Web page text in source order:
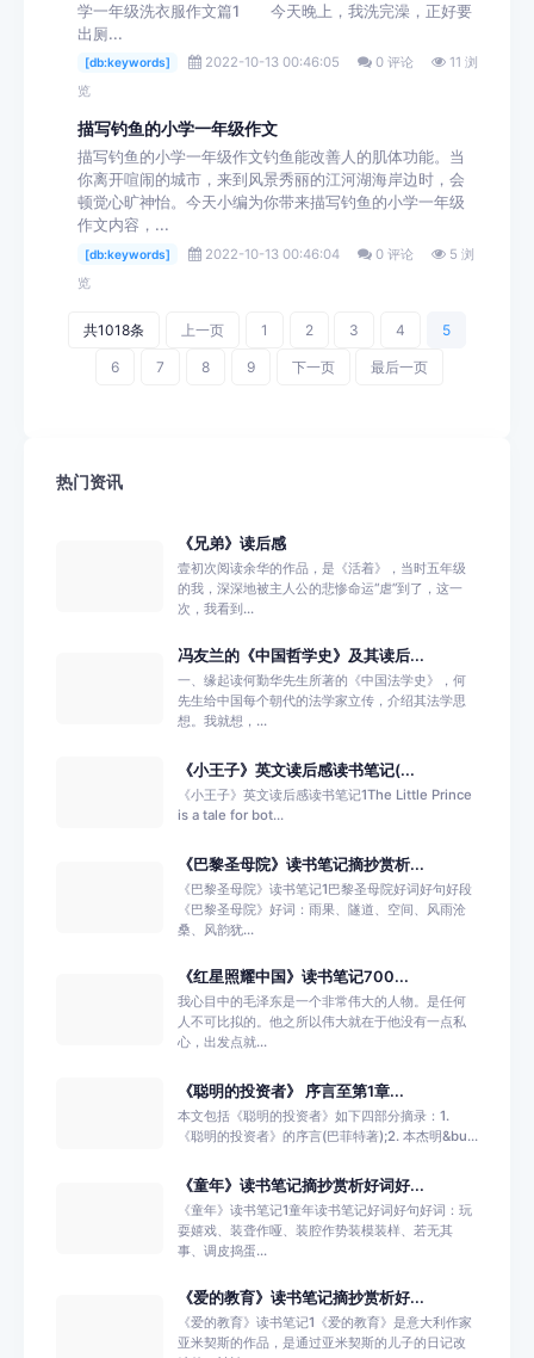
学一年级洗衣服作文篇1 今天晚上，我洗完澡，正好要
出厕...
[db:keywords] 2022-10-13 00:46:05 0 评论
11 浏
览
描写钓鱼的小学一年级作文
描写钓鱼的小学一年级作文钓鱼能改善人的肌体功能。当
你离开喧闹的城市，来到风景秀丽的江河湖海岸边时，会
顿觉心旷神怡。今天小编为你带来描写钓鱼的小学一年级
作文内容，...
[db:keywords] 2022-10-13 00:46:04 0 评论
5 浏
览
共1018条 上一页 1 2 3 4 5
6 7 8 9 下一页 最后一页
热门资讯
《兄弟》读后感
壹初次阅读余华的作品，是《活着》，当时五年级
的我，深深地被主人公的悲惨命运“虐”到了，这一
次，我看到...
冯友兰的《中国哲学史》及其读后...
一、缘起读何勤华先生所著的《中国法学史》，何
先生给中国每个朝代的法学家立传，介绍其法学思
想。我就想，...
《小王子》英文读后感读书笔记(...
《小王子》英文读后感读书笔记1The Little Prince
is a tale for bot...
《巴黎圣母院》读书笔记摘抄赏析...
《巴黎圣母院》读书笔记1巴黎圣母院好词好句好段
《巴黎圣母院》好词：雨果、隧道、空间、风雨沧
桑、风韵犹...
《红星照耀中国》读书笔记700...
我心目中的毛泽东是一个非常伟大的人物。是任何
人不可比拟的。他之所以伟大就在于他没有一点私
心，出发点就...
《聪明的投资者》 序言至第1章...
本文包括《聪明的投资者》如下四部分摘录：1.
《聪明的投资者》的序言(巴菲特著);2. 本杰明&bu...
《童年》读书笔记摘抄赏析好词好...
《童年》读书笔记1童年读书笔记好词好句好词：玩
耍嬉戏、装聋作哑、装腔作势装模装样、若无其
事、调皮捣蛋...
《爱的教育》读书笔记摘抄赏析好...
《爱的教育》读书笔记1《爱的教育》是意大利作家
亚米契斯的作品，是通过亚米契斯的儿子的日记改